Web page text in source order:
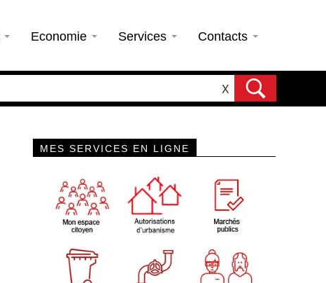
Economie Services Contacts
X
MES SERVICES EN LIGNE